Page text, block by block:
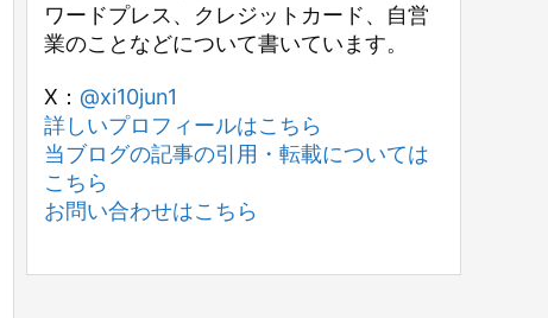
ワードプレス、クレジットカード、自営
業のことなどについて書いています。
X： @xi10jun1
詳しいプロフィールはこちら
当ブログの記事の引用・転載については
こちら
お問い合わせはこちら